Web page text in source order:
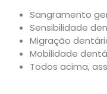
Sangramento
Sensibilidade
Migração
Mobilidade
Todos acima,